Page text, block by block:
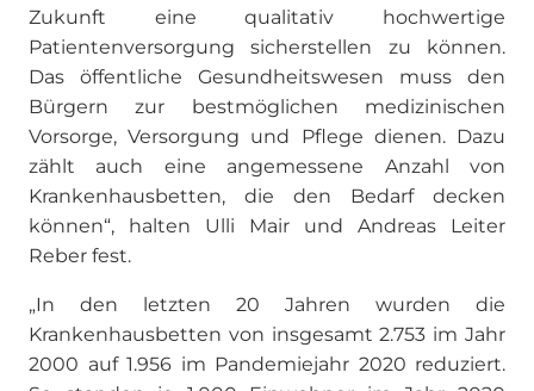
Zukunft eine qualitativ hochwertige
Patientenversorgung sicherstellen zu können.
Das öffentliche Gesundheitswesen muss den
Bürgern zur bestmöglichen medizinischen
Vorsorge, Versorgung und Pflege dienen. Dazu
zählt auch eine angemessene Anzahl von
Krankenhausbetten, die den Bedarf decken
können“, halten Ulli Mair und Andreas Leiter
Reber fest.
„In den letzten 20 Jahren wurden die
Krankenhausbetten von insgesamt 2.753 im Jahr
2000 auf 1.956 im Pandemiejahr 2020 reduziert.